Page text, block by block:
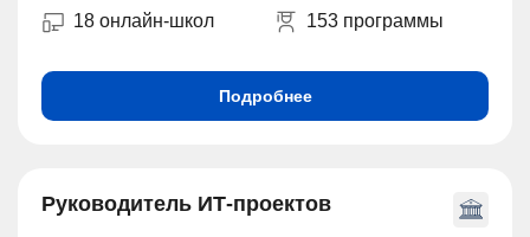
18 онлайн-школ 153 программы
Подробнее
Руководитель ИТ-проектов